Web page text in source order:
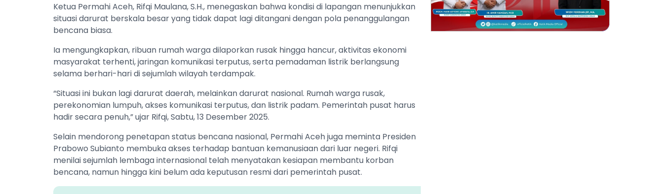
Ketua Permahi Aceh, Rifqi Maulana, S.H., menegaskan bahwa kondisi di lapangan menunjukkan
situasi darurat berskala besar yang tidak dapat lagi ditangani dengan pola penanggulangan
bencana biasa.
Ia mengungkapkan, ribuan rumah warga dilaporkan rusak hingga hancur, aktivitas ekonomi
masyarakat terhenti, jaringan komunikasi terputus, serta pemadaman listrik berlangsung
selama berhari-hari di sejumlah wilayah terdampak.
“Situasi ini bukan lagi darurat daerah, melainkan darurat nasional. Rumah warga rusak,
perekonomian lumpuh, akses komunikasi terputus, dan listrik padam. Pemerintah pusat harus
hadir secara penuh,” ujar Rifqi, Sabtu, 13 Desember 2025.
Selain mendorong penetapan status bencana nasional, Permahi Aceh juga meminta Presiden
Prabowo Subianto membuka akses terhadap bantuan kemanusiaan dari luar negeri. Rifqi
menilai sejumlah lembaga internasional telah menyatakan kesiapan membantu korban
bencana, namun hingga kini belum ada keputusan resmi dari pemerintah pusat.